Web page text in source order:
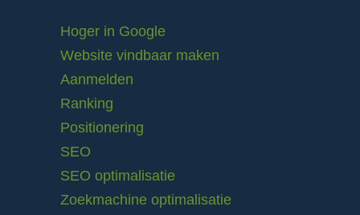
Hoger in Google
Website vindbaar maken
Aanmelden
Ranking
Positionering
SEO
SEO optimalisatie
Zoekmachine optimalisatie